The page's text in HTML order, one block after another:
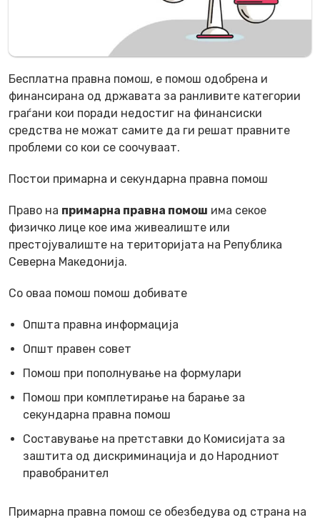
Бесплатна правна помош, е помош одобрена и
финансирана од државата за ранливите категории
граѓани кои поради недостиг на финансиски
средства не можат самите да ги решат правните
проблеми со кои се соочуваат.
Постои примарна и секундарна правна помош
Право на примарна правна помош има секое
физичко лице кое има живеалиште или
престојувалиште на територијата на Република
Северна Македонија.
Со оваа помош помош добивате
Општа правна информација
Општ правен совет
Помош при пополнување на формулари
Помош при комплетирање на барање за
секундарна правна помош
Составување на претставки до Комисијата за
заштита од дискриминација и до Народниот
правобранител
Примарна правна помош се обезбедува од страна на